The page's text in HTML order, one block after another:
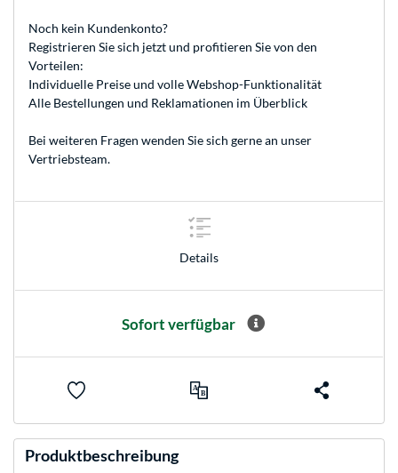
Noch kein Kundenkonto?
Registrieren Sie sich jetzt und profitieren Sie von den
Vorteilen:
Individuelle Preise und volle Webshop-Funktionalität
Alle Bestellungen und Reklamationen im Überblick
Bei weiteren Fragen wenden Sie sich gerne an unser
Vertriebsteam.
Details
Sofort verfügbar
Produktbeschreibung